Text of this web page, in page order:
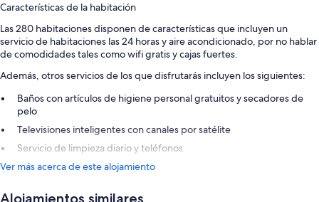
Características de la habitación
Las 280 habitaciones disponen de características que incluyen un
servicio de habitaciones las 24 horas y aire acondicionado, por no hablar
de comodidades tales como wifi gratis y cajas fuertes.
Además, otros servicios de los que disfrutarás incluyen los siguientes:
Baños con artículos de higiene personal gratuitos y secadores de
pelo
Televisiones inteligentes con canales por satélite
Servicio de limpieza diario y teléfonos
Ver más acerca de este alojamiento